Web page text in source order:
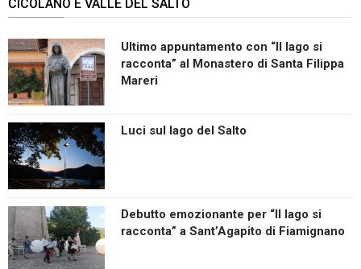
CICOLANO E VALLE DEL SALTO
Ultimo appuntamento con “Il lago si
racconta” al Monastero di Santa Filippa
Mareri
Luci sul lago del Salto
Debutto emozionante per “Il lago si
racconta” a Sant’Agapito di Fiamignano